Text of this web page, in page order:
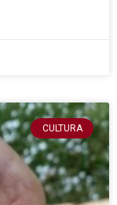
CULTURA